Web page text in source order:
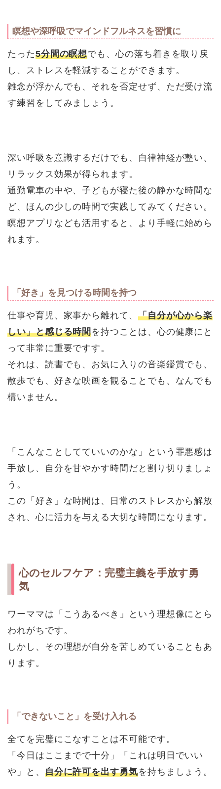
瞑想や深呼吸でマインドフルネスを習慣に
たった5分間の瞑想でも、心の落ち着きを取り戻
し、ストレスを軽減することができます。
雑念が浮かんでも、それを否定せず、ただ受け流
す練習をしてみましょう。
深い呼吸を意識するだけでも、自律神経が整い、
リラックス効果が得られます。
通勤電車の中や、子どもが寝た後の静かな時間な
ど、ほんの少しの時間で実践してみてください。
瞑想アプリなども活用すると、より手軽に始めら
れます。
「好き」を見つける時間を持つ
仕事や育児、家事から離れて、 「自分が心から楽
しい」と感じる時間を持つことは、心の健康にと
って非常に重要ですす。
それは、読書でも、お気に入りの音楽鑑賞でも、
散歩でも、好きな映画を観ることでも、なんでも
構いません。
「こんなことしてていいのかな」という罪悪感は
手放し、自分を甘やかす時間だと割り切りましょ
う。
この「好き」な時間は、日常のストレスから解放
され、心に活力を与える大切な時間になります。
心のセルフケア：完璧主義を手放す勇
気
ワーママは「こうあるべき」という理想像にとら
われがちです。
しかし、その理想が自分を苦しめていることもあ
ります。
「できないこと」を受け入れる
全てを完璧にこなすことは不可能です。
「今日はここまでで十分」「これは明日でいい
や」と、 自分に許可を出す勇気を持ちましょう。